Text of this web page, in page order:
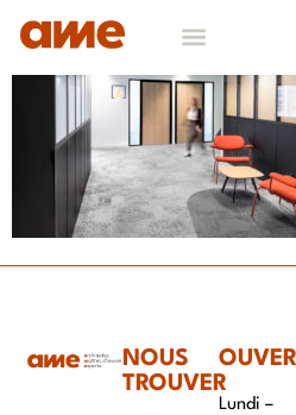
NOUS
TROUVER
Lundi –